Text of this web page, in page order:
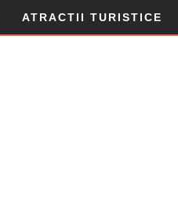
ATRACTII TURISTICE